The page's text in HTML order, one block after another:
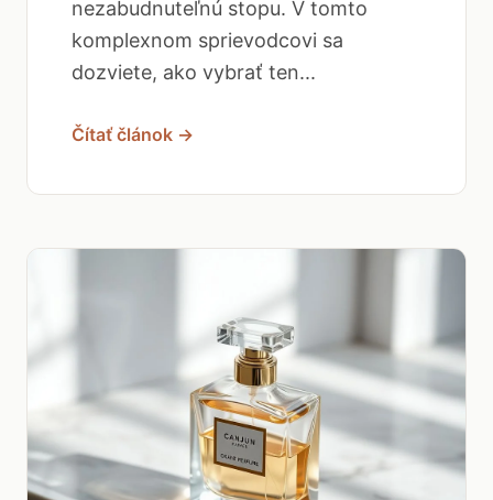
nezabudnuteľnú stopu. V tomto
komplexnom sprievodcovi sa
dozviete, ako vybrať ten...
Čítať článok →